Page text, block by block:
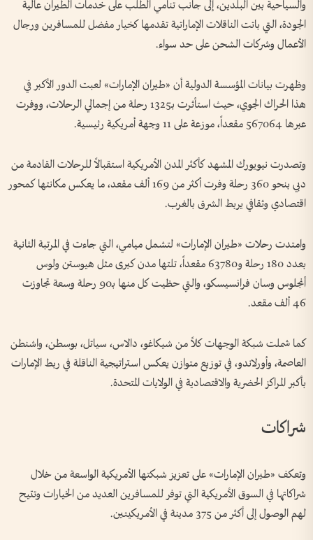
والسياحية بين البلدين، إلى جانب تنامي الطلب على خدمات الطيران عالية
الجودة، التي باتت الناقلات الإماراتية تقدمها كخيار مفضل للمسافرين ورجال
الأعمال وشركات الشحن على حد سواء.
وظهرت بيانات المؤسسة الدولية أن «طيران الإمارات» لعبت الدور الأكبر في
هذا الحراك الجوي، حيث استأثرت بـ1325 رحلة من إجمالي الرحلات، ووفرت
عبرها 567064 مقعداً، موزعة على 11 وجهة أمريكية رئيسية.
وتصدرت نيويورك المشهد كأكثر المدن الأمريكية استقبالاً للرحلات القادمة من
دبي بنحو 360 رحلة وفرت أكثر من 169 ألف مقعد، ما يعكس مكانتها كمحور
اقتصادي وثقافي يربط الشرق بالغرب.
وامتدت رحلات «طيران الإمارات» لتشمل ميامي، التي جاءت في المرتبة الثانية
بعدد 180 رحلة و63780 مقعداً، تلتها مدن كبرى مثل هيوستن ولوس
أنجلوس وسان فرانسيسكو، والتي حظيت كل منها بـ90 رحلة وسعة تجاوزت
46 ألف مقعد.
كما شملت شبكة الوجهات كلاً من شيكاغو، دالاس، سياتل، بوسطن، واشنطن
العاصمة، وأورلاندو، في توزيع متوازن يعكس استراتيجية الناقلة في ربط الإمارات
بأكبر المراكز الحضرية والاقتصادية في الولايات المتحدة.
شراكات
وتعكف «طيران الإمارات» على تعزيز شبكتها الأمريكية الواسعة من خلال
شراكاتها في السوق الأمريكية التي توفر للمسافرين العديد من الخيارات وتتيح
لهم الوصول إلى أكثر من 375 مدينة في الأمريكيتين.